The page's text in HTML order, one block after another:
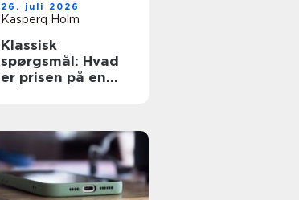
26. juli 2026
Kasperq Holm
Klassisk
spørgsmål: Hvad
er prisen på en